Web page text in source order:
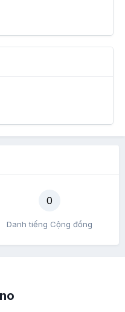
0
Danh tiếng Cộng đồng